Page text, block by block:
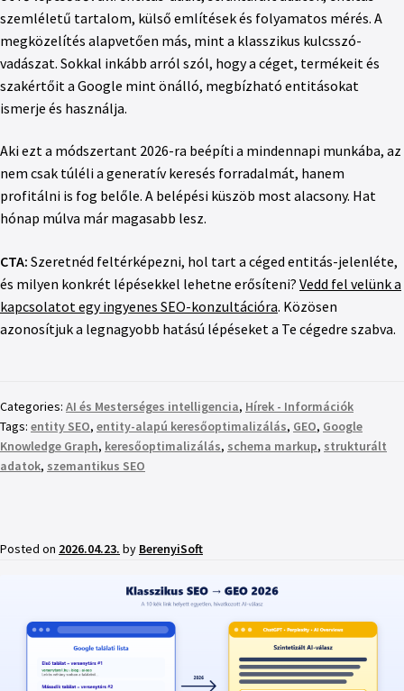
szemléletű tartalom, külső említések és folyamatos mérés. A
megközelítés alapvetően más, mint a klasszikus kulcsszó-
vadászat. Sokkal inkább arról szól, hogy a céget, termékeit és
szakértőit a Google mint önálló, megbízható entitásokat
ismerje és használja.
Aki ezt a módszertant 2026-ra beépíti a mindennapi munkába, az
nem csak túléli a generatív keresés forradalmát, hanem
profitálni is fog belőle. A belépési küszöb most alacsony. Hat
hónap múlva már magasabb lesz.
CTA: Szeretnéd feltérképezni, hol tart a céged entitás-jelenléte,
és milyen konkrét lépésekkel lehetne erősíteni? Vedd fel velünk a
kapcsolatot egy ingyenes SEO-konzultációra. Közösen
azonosítjuk a legnagyobb hatású lépéseket a Te cégedre szabva.
Categories: AI és Mesterséges intelligencia, Hírek - Információk
Tags: entity SEO, entity-alapú keresőoptimalizálás, GEO, Google
Knowledge Graph, keresőoptimalizálás, schema markup, strukturált
adatok, szemantikus SEO
Posted on 2026.04.23. by BerenyiSoft